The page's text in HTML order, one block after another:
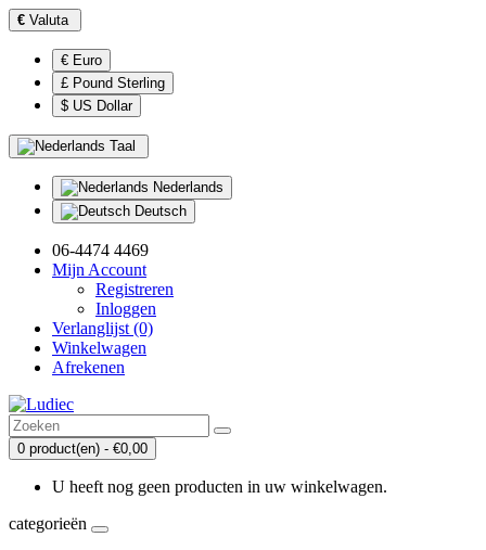
€ Valuta
€ Euro
£ Pound Sterling
$ US Dollar
Taal
Nederlands
Deutsch
06-4474 4469
Mijn Account
Registreren
Inloggen
Verlanglijst (0)
Winkelwagen
Afrekenen
0 product(en) - €0,00
U heeft nog geen producten in uw winkelwagen.
categorieën